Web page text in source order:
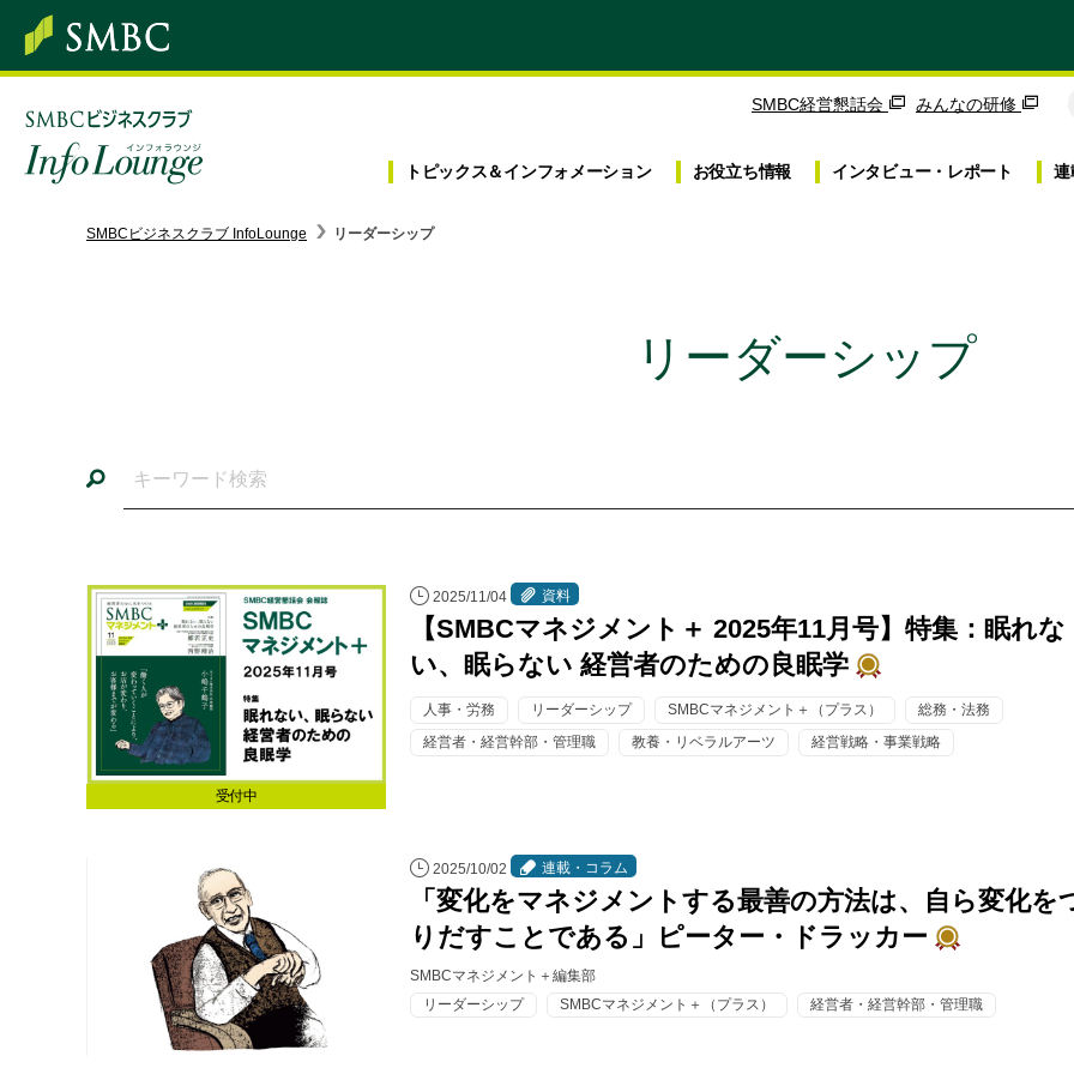
SMBC経営懇話会 みんなの研修
トピックス＆インフォメーション お役立ち情報 インタビュー・ レポート 連
インタビュー・レポート
イベント・セミナー
資料ダウンロード
本サイトのご利用にあたって
SMBCビジネスクラブ InfoLounge リーダーシップ
リーダーシップ
受付中
2025/11/04 資料
【SMBCマネジメント＋ 2025年11月号】特集：眠れな
い、眠らない 経営者のための良眠学
人事・労務 リーダーシップ SMBCマネジメント＋（プラス）
総務・法務
経営者・経営幹部・管理職
教養・リベラルアーツ 経営戦略・事業戦略
2025/10/02 連載・コラム
「変化をマネジメントする最善の方法は、自ら変化を
りだすことである」ピーター・ドラッカー
SMBCマネジメント＋編集部
リーダーシップ
SMBCマネジメント＋（プラス） 経営者・経営幹部・管理職